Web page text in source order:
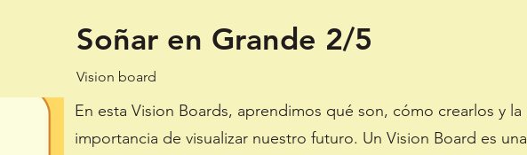
Soñar en Grande 2/5
Vision board
En esta Vision Boards, aprendimos qué son, cómo crearlos y la
importancia de visualizar nuestro futuro. Un Vision Board es una